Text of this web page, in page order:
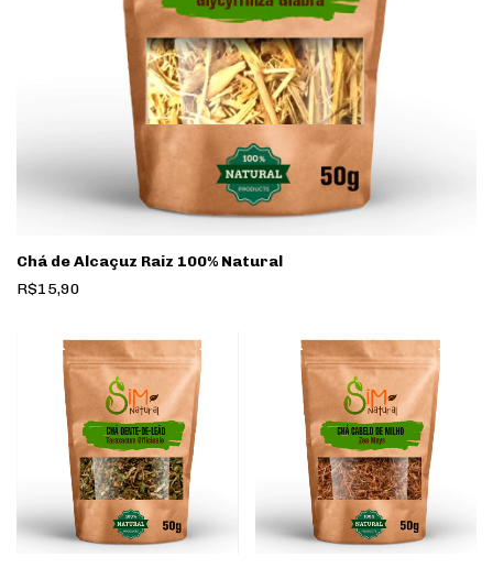
Chá de Alcaçuz Raiz 100% Natural
R$15,90